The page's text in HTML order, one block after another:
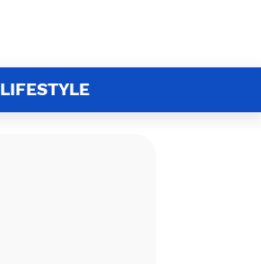
LIFESTYLE